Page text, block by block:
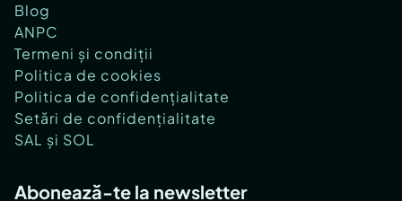
Blog
ANPC
Termeni și condiții
Politica de cookies
Politica de confidențialitate
Setări de confidențialitate
SAL și SOL
Abonează-te la newsletter